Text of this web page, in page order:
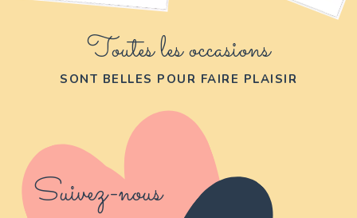
Toutes les occasions
SONT BELLES POUR FAIRE PLAISIR
Suivez-nous